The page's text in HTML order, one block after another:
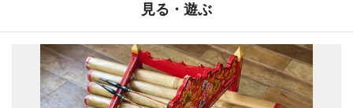
見る・遊ぶ